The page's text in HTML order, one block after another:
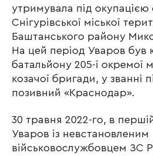
утримувала під окупацією
Снігурівської міської
Баштанського району
На цей період Уваров був
батальйону 205-ї окремої
козачої бригади, у званні
позивний «Краснодар».
30 травня 2022-го, в
Уваров із невстановленим
військовослужбовцем ЗС